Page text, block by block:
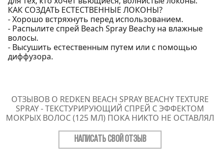
КАК СОЗДАТЬ ЕСТЕСТВЕННЫЕ ЛОКОНЫ?
- Хорошо встряхнуть перед использованием.
- Распылите спрей Beach Spray Beachy на влажные
волосы.
- Высушить естественным путем или с помощью
диффузора.
ОТЗЫВОВ О REDKEN BEACH SPRAY BEACHY TEXTURE
SPRAY - ТЕКСТУРИРУЮЩИЙ СПРЕЙ С ЭФФЕКТОМ
МОКРЫХ ВОЛОС (125 МЛ) ПОКА НИКТО НЕ ОСТАВЛЯЛ
НАПИСАТЬ СВОЙ ОТЗЫВ